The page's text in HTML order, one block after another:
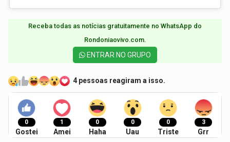
Receba todas as notícias gratuitamente no WhatsApp do
Rondoniaovivo.com.​
ENTRAR NO GRUPO
4 pessoas reagiram a isso.
0
Gostei
1
Amei
0
Haha
0
Uau
0
Triste
3
Grr